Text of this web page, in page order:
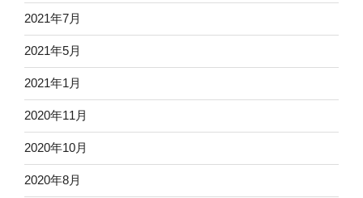
2021年7月
2021年5月
2021年1月
2020年11月
2020年10月
2020年8月